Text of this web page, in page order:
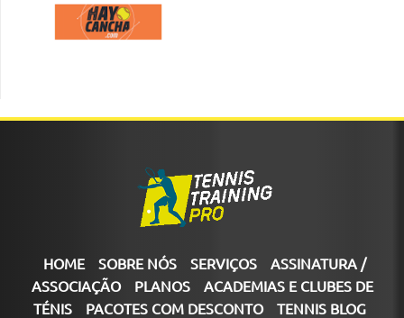
HOME SOBRE NÓS SERVIÇOS
ASSINATURA /
ASSOCIAÇÃO
PLANOS
ACADEMIAS E CLUBES DE
TÉNIS
PACOTES COM DESCONTO TENNIS BLOG